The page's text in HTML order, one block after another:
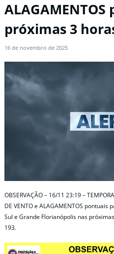
próximas 3
16 de novembro de 2025
OBSERVAÇÃO – 16/11 23:19 –
DE VENTO e ALAGAMENTOS
Sul e Grande Florianópolis nas
193.